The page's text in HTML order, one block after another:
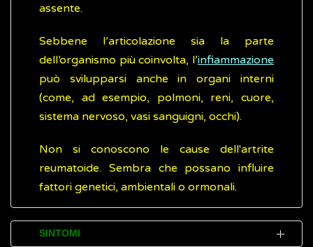
assente.
Sebbene l’articolazione sia la parte
dell’organismo più coinvolta, l’infiammazione
può svilupparsi anche in organi interni
(come, ad esempio, polmoni, reni, cuore,
sistema nervoso, vasi sanguigni, occhi).
Non si conoscono le cause dell'artrite
reumatoide. Sembra che possano influire
fattori genetici, ambientali o ormonali.
SINTOMI